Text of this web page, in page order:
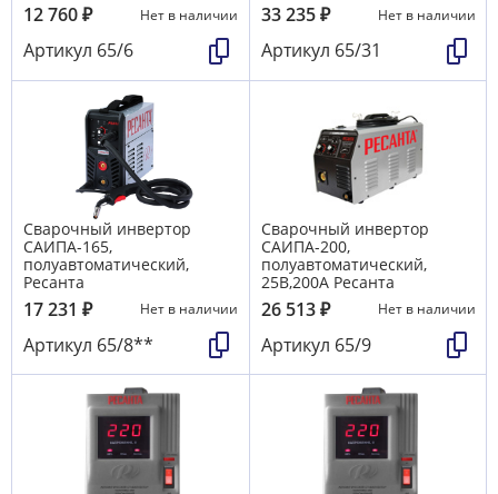
12 760₽ Нет в наличии
Артикул 65/6
33 235₽ Нет в наличии
Артикул 65/31
Сварочный инвертор
САИПА-165,
полуавтоматический,
Ресанта
17 231 ₽ Нет в наличии
Артикул 65/8**
Сварочный инвертор
САИПА-200,
полуавтоматический,
25В,200А Ресанта
26 513₽ Нет в наличии
Артикул 65/9